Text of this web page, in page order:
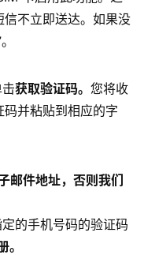
不立即送达。如果没
获取验证码。 您将收
并粘贴到相应的字
邮件地址，否则我们
的手机号码的验证码
。